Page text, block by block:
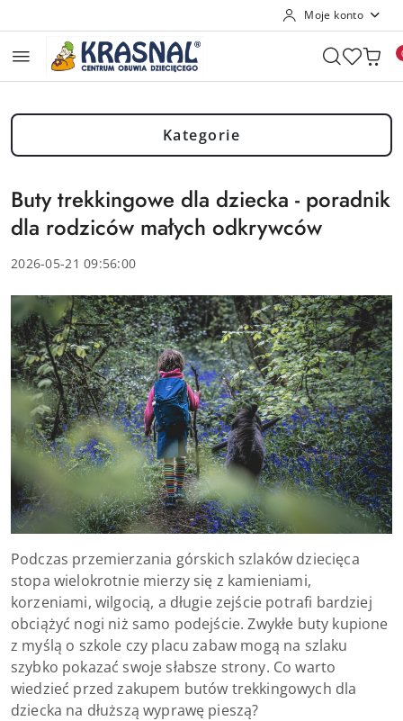
Moje konto
Kategorie
Buty trekkingowe dla dziecka - poradnik
dla rodziców małych odkrywców
2026-05-21 09:56:00
Podczas przemierzania górskich szlaków dziecięca
stopa wielokrotnie mierzy się z kamieniami,
korzeniami, wilgocią, a długie zejście potrafi bardziej
obciążyć nogi niż samo podejście. Zwykłe buty kupione
z myślą o szkole czy placu zabaw mogą na szlaku
szybko pokazać swoje słabsze strony. Co warto
wiedzieć przed zakupem butów trekkingowych dla
dziecka na dłuższą wyprawę pieszą?